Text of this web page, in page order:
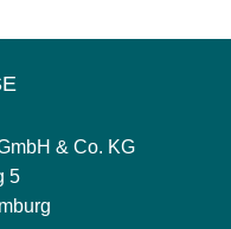
& Co. KG
5